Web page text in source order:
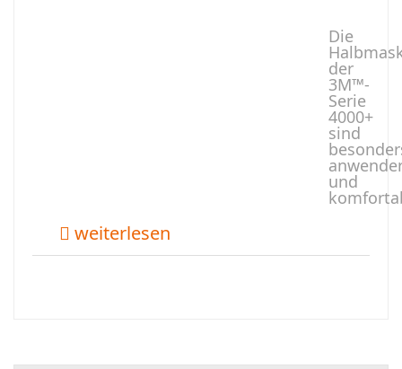
Die
der
3M™-
Serie
4000+
sind
und
weiterlesen